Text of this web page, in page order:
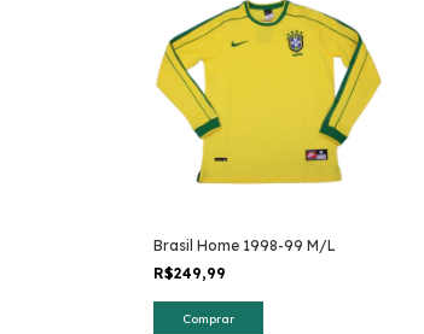
Brasil Home 1998-99 M/L
R$249,99
Comprar